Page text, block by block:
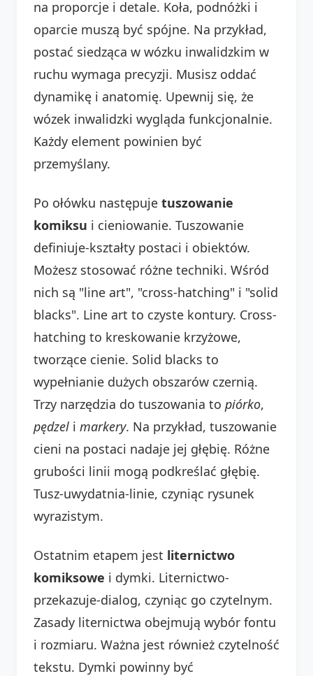
na proporcje i detale. Koła, podnóżki i
oparcie muszą być spójne. Na przykład,
postać siedząca w wózku inwalidzkim w
ruchu wymaga precyzji. Musisz oddać
dynamikę i anatomię. Upewnij się, że
wózek inwalidzki wygląda funkcjonalnie.
Każdy element powinien być
przemyślany.
Po ołówku następuje tuszowanie
komiksu i cieniowanie. Tuszowanie
definiuje-kształty postaci i obiektów.
Możesz stosować różne techniki. Wśród
nich są "line art", "cross-hatching" i "solid
blacks". Line art to czyste kontury. Cross-
hatching to kreskowanie krzyżowe,
tworzące cienie. Solid blacks to
wypełnianie dużych obszarów czernią.
Trzy narzędzia do tuszowania to piórko,
pędzel i markery. Na przykład, tuszowanie
cieni na postaci nadaje jej głębię. Różne
grubości linii mogą podkreślać głębię.
Tusz-uwydatnia-linie, czyniąc rysunek
wyrazistym.
Ostatnim etapem jest liternictwo
komiksowe i dymki. Liternictwo-
przekazuje-dialog, czyniąc go czytelnym.
Zasady liternictwa obejmują wybór fontu
i rozmiaru. Ważna jest również czytelność
tekstu. Dymki powinny być